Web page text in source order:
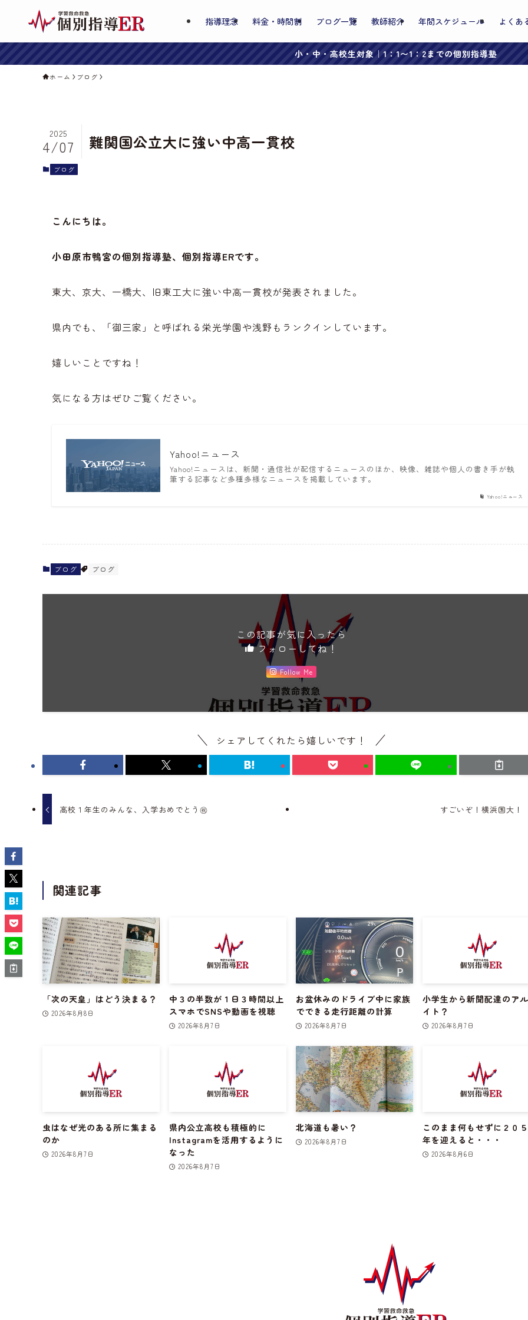
指導理念 料金・時間割 ブログ一覧 教師紹介 年間スケジュール よくあ
小・中・高校生対象｜1：1〜1：2までの個別指導塾
ホーム ブログ
難関国公立大に強い中高一貫校
2025
4/07
ブログ
こんにちは。
小田原市鴨宮の個別指導塾、個別指導ERです。
東大、京大、一橋大、旧東工大に強い中高一貫校が発表されました。
県内でも、「御三家」と呼ばれる栄光学園や浅野もランクインしています。
嬉しいことですね！
気になる方はぜひご覧ください。
Yahoo!ニュース
Yahoo!ニュース
Yahoo!ニュースは、新聞・通信社が配信するニュースのほか、映像、雑誌や個人の書き手が執
筆する記事など多種多様なニュースを掲載しています。
ブログ ブログ
この記事が気に入ったら
フォローしてね！
Follow Me
シェアしてくれたら嬉しいです！
高校１年生のみんな、入学おめでとう㊗ すごいぞ！横浜国大！
関連記事
「次の天皇」はどう決まる？
2026年8月8日
中３の半数が１日３時間以上
スマホでSNSや動画を視聴
2026年8月7日
お盆休みのドライブ中に家族
でできる走行距離の計算
2026年8月7日
小学生から新聞配達のア
イト？
2026年8月7日
虫はなぜ光のある所に集まる
のか
2026年8月7日
県内公立高校も積極的に
Instagramを活用するように
なった
2026年8月7日
北海道も暑い？
2026年8月7日
このまま何もせずに２０
年を迎えると・・・
2026年8月6日